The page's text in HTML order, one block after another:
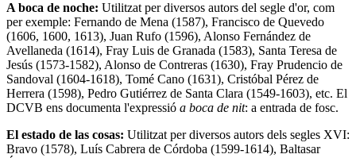
A boca de noche: Utilitzat per diversos autors del segle d'or, com
per exemple: Fernando de Mena (1587), Francisco de Quevedo
(1606, 1600, 1613), Juan Rufo (1596), Alonso Fernández de
Avellaneda (1614), Fray Luis de Granada (1583), Santa Teresa de
Jesús (1573-1582), Alonso de Contreras (1630), Fray Prudencio de
Sandoval (1604-1618), Tomé Cano (1631), Cristóbal Pérez de
Herrera (1598), Pedro Gutiérrez de Santa Clara (1549-1603), etc. El
DCVB ens documenta l'expressió a boca de nit: a entrada de fosc.
El estado de las cosas: Utilitzat per diversos autors dels segles XVI:
Bravo (1578), Luís Cabrera de Córdoba (1599-1614), Baltasar